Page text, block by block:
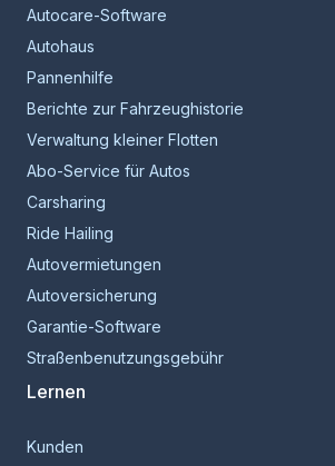
Autocare-Software
Autohaus
Pannenhilfe
Berichte zur Fahrzeughistorie
Verwaltung kleiner Flotten
Abo-Service für Autos
Carsharing
Ride Hailing
Autovermietungen
Autoversicherung
Garantie-Software
Straßenbenutzungsgebühr
Lernen
Kunden